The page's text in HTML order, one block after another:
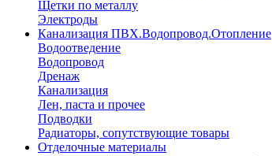
Щетки по металлу
Электроды
Канализация ПВХ.Водопровод.Отопление
Водоотведение
Водопровод
Дренаж
Канализация
Лен, паста и прочее
Подводки
Радиаторы, сопутствующие товары
Отделочные материалы